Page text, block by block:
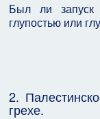
Был ли
глупостью или
2.
грехе.